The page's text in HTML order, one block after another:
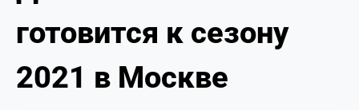
ФТУ
НОВОСТИ
готовится к сезону
2021 в Москве